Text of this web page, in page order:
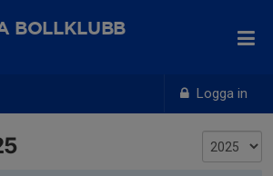
Logga in
BOLLKLUBB